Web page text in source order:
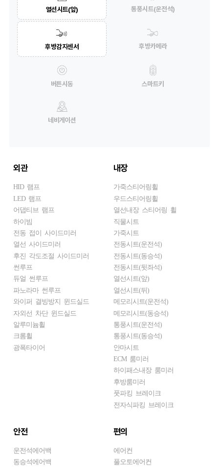
열선시트(앞) 통풍시트(운전석)
후방감지센서 후방카메라
버튼시동 스마트키
네비게이션
외관
HID 램프
LED 램프
어댑티브 램프
하이빔
전동 접이 사이드미러
열선 사이드미러
후진 각도조절 사이드미러
썬루프
듀얼 썬루프
파노라마 썬루프
와이퍼 결빙방지 윈드실드
자외선 차단 윈드실드
알루미늄휠
크롬휠
광폭타이어
내장
가죽스티어링휠
우드스티어링휠
열선내장 스티어링 휠
직물시트
가죽시트
전동시트(운전석)
전동시트(동승석)
전동시트(뒷좌석)
열선시트(앞)
열선시트(뒤)
메모리시트(운전석)
메모리시트(동승석)
통풍시트(운전석)
통풍시트(동승석)
안마시트
ECM 룸미러
하이패스내장 룸미러
후방룸미러
풋파킹 브레이크
전자식파킹 브레이크
안전
운전석에어백
동승석에어백
편의
에어컨
풀오토에어컨